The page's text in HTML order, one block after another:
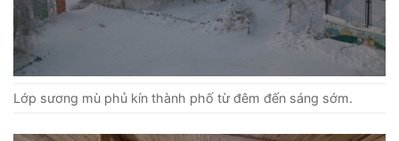
Lớp sương mù phủ kín thành phố từ đêm đến sáng sớm.